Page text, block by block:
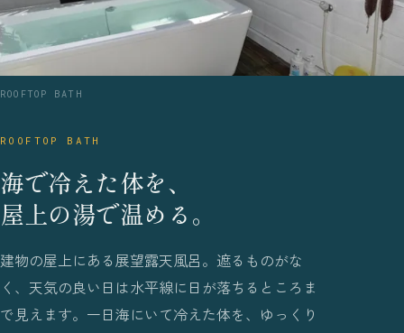
ROOFTOP BATH
ROOFTOP BATH
海で冷えた体を、
屋上の湯で温める。
建物の屋上にある展望露天風呂。遮るものがな
く、天気の良い日は水平線に日が落ちるところま
で見えます。一日海にいて冷えた体を、ゆっくり